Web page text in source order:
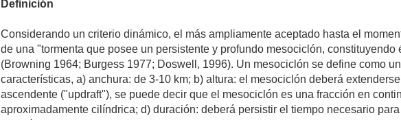
Definición
Considerando un criterio dinámico, el más ampliamente aceptado hasta el
de una "tormenta que posee un persistente y profundo mesociclón,
(Browning 1964; Burgess 1977; Doswell, 1996). Un mesociclón se define como
características, a) anchura: de 3-10 km; b) altura: el mesociclón deberá
ascendente ("updraft"), se puede decir que el mesociclón es una fracción en
aproximadamente cilíndrica; d) duración: deberá persistir el tiempo necesario